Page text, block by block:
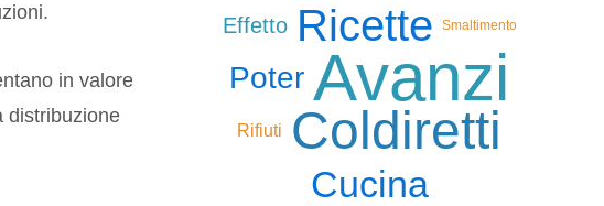
in valore
distribuzione
Effetto Ricette Smaltimento
Poter Avanzi
Rifiuti Coldiretti
Cucina